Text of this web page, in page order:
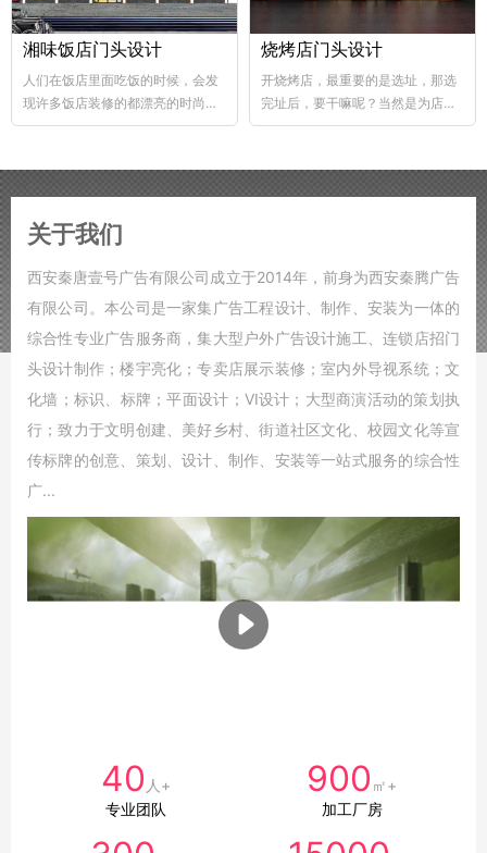
湘味饭店门头设计
人们在饭店里面吃饭的时候，会发
现许多饭店装修的都漂亮的时尚，
好的饭店装修，也能够...
烧烤店门头设计
开烧烤店，最重要的是选址，那选
完址后，要干嘛呢？当然是为店铺
装修了，要知道烧烤店的装修...
关于我们
西安秦唐壹号广告有限公司成立于2014年，前身为西安秦腾广告
有限公司。本公司是一家集广告工程设计、制作、安装为一体的
综合性专业广告服务商，集大型户外广告设计施工、连锁店招门
头设计制作；楼宇亮化；专卖店展示装修；室内外导视系统；文
化墙；标识、标牌；平面设计；VI设计；大型商演活动的策划执
行；致力于文明创建、美好乡村、街道社区文化、校园文化等宣
传标牌的创意、策划、设计、制作、安装等一站式服务的综合性
广...
40 人+
专业团队
900 ㎡+
加工厂房